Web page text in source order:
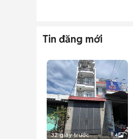
Tin đăng mới
32 giây trước 4